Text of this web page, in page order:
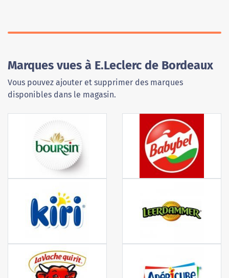
Marques vues à E.Leclerc de Bordeaux
Vous pouvez ajouter et supprimer des marques
disponibles dans le magasin.